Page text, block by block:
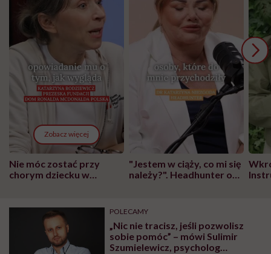
Zobacz więcej
Nie móc zostać przy
chorym dziecku w
może chyba tylko
głupota i brak
wyobraźni"
"Jestem w ciąży, co mi się
należy?". Headhunter o
pracy
POLECAMY
„Nic nie tracisz, jeśli pozwolisz
sobie pomóc” – mówi Sulimir
Szumielewicz, psycholog